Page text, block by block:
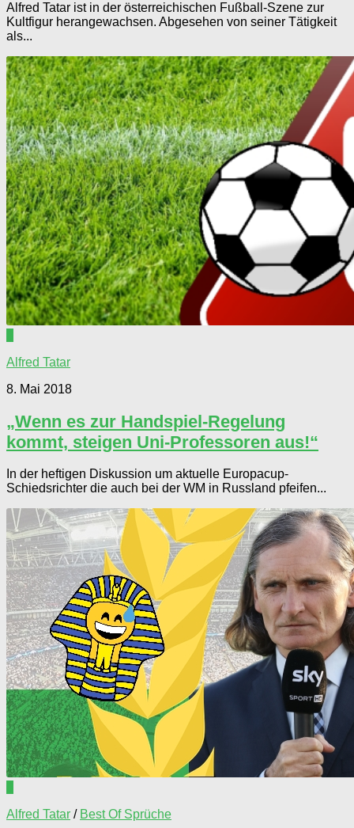
Alfred Tatar ist in der österreichischen Fußball-Szene zur
Kultfigur herangewachsen. Abgesehen von seiner Tätigkeit
als...
Alfred Tatar
8. Mai 2018
„Wenn es zur Handspiel-Regelung
kommt, steigen Uni-Professoren aus!“
In der heftigen Diskussion um aktuelle Europacup-
Schiedsrichter die auch bei der WM in Russland pfeifen...
Alfred Tatar / Best Of Sprüche